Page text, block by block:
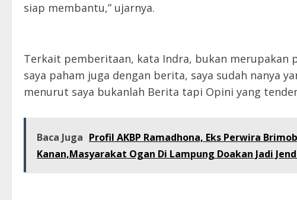
siap membantu,” ujarnya.
Terkait pemberitaan, kata Indra, bukan merupakan
saya paham juga dengan berita, saya sudah nanya
menurut saya bukanlah Berita tapi Opini yang
Baca Juga Profil AKBP Ramadhona, Eks Perwira
Kanan,Masyarakat Ogan Di Lampung Doakan Jadi